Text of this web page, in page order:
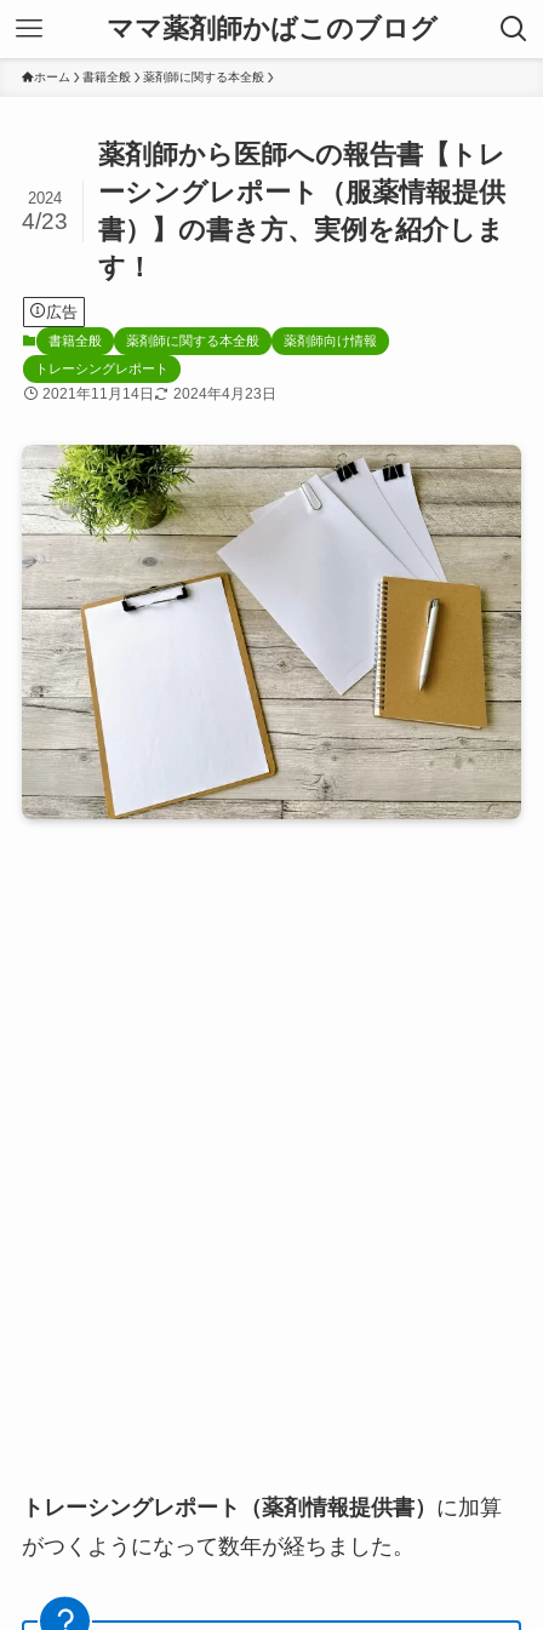
ママ薬剤師かばこのブログ
ホーム 書籍全般 薬剤師に関する本全般
薬剤師から医師への報告書【トレ
ーシングレポート（服薬情報提供
書）】の書き方、実例を紹介しま
す！
2024
4/23
広告
書籍全般 薬剤師に関する本全般
薬剤師向け情報
トレーシングレポート
2021年11月14日 2024年4月23日
トレーシングレポート（薬剤情報提供書） に加算
がつくようになって数年が経ちました。